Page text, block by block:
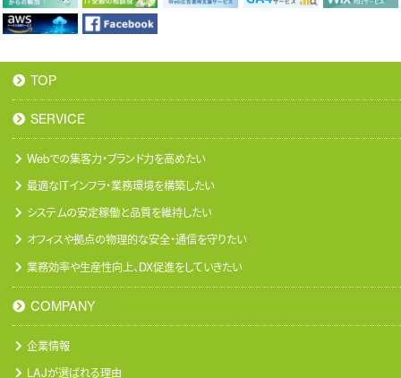
TOP
SERVICE
Webでの集客力・ブランド力を高めたい
最適なITインフラ・業務環境を構築したい
システムの安定稼働と品質を維持したい
オフィスや拠点の物理的な安全・通信を守りたい
業務効率や生産性向上、DX促進をしていきたい
COMPANY
企業情報
LAJが選ばれる理由